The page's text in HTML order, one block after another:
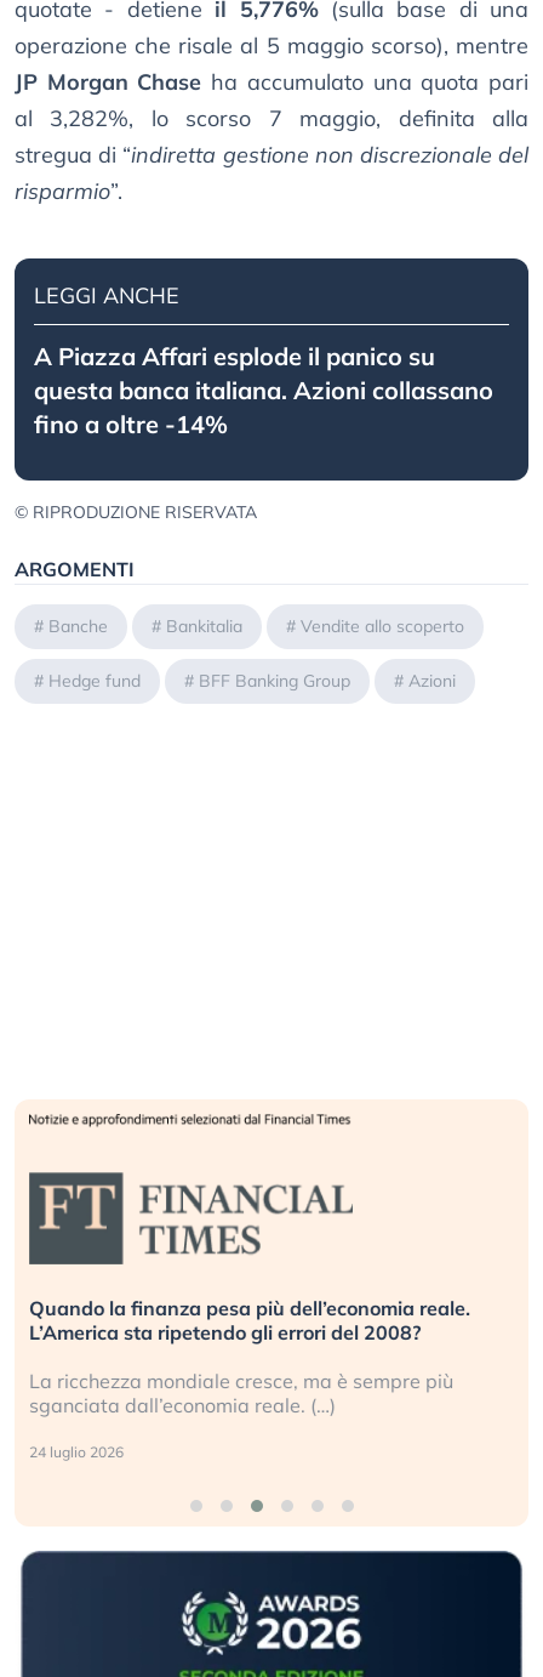
quotate - detiene il 5,776%(sulla base di una
operazione che risale al 5 maggio scorso), mentre
JP Morgan Chase ha accumulato una quota pari
al 3,282%, lo scorso 7 maggio, definita alla
stregua di “indiretta gestione non discrezionale del
risparmio”.
LEGGI ANCHE
A Piazza Affari esplode il panico su
questa banca italiana. Azioni collassano
fino a oltre -14%
© RIPRODUZIONE RISERVATA
ARGOMENTI
# Banche # Bankitalia # Vendite allo scoperto
# Hedge fund # BFF Banking Group # Azioni
Quando la finanza pesa più dell’economia reale.
L’America sta ripetendo gli errori del 2008?
La ricchezza mondiale cresce, ma è sempre più
sganciata dall’economia reale. (…)
24 luglio 2026